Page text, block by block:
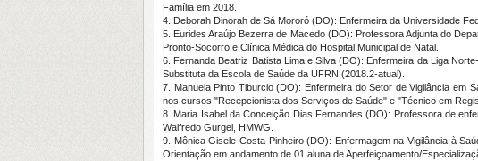
Família em 2018.
4. Deborah Dinorah de Sá Mororó (DO): Enfermeira da Universidade
5. Eurides Araújo Bezerra de Macedo (DO): Professora Adjunta do
Pronto-Socorro e Clínica Médica do Hospital Municipal de Natal.
6. Fernanda Beatriz Batista Lima e Silva (DO): Enfermeira da Liga
Substituta da Escola de Saúde da UFRN (2018.2-atual).
7. Manuela Pinto Tiburcio (DO): Enfermeira do Setor de Vigilância em
nos cursos "Recepcionista dos Serviços de Saúde" e "Técnico em
8. Maria Isabel da Conceição Dias Fernandes (DO): Professora de
Walfredo Gurgel, HMWG.
9. Mônica Gisele Costa Pinheiro (DO): Enfermagem na Vigilância à
Orientação em andamento de 01 aluna de Aperfeiçoamento/